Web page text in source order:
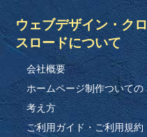
ウェブデザイン・クロ
スロードについて
会社概要
ホームページ制作ついての
考え方
ご利用ガイド・ご利用規約